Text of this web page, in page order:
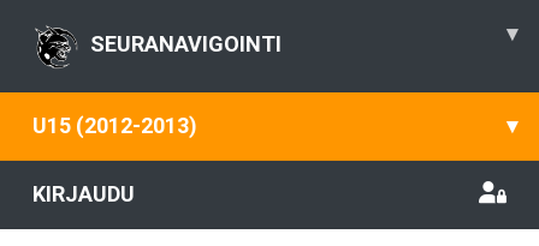
SEURANAVIGOINTI ▾
U15 (2012-2013) ▾
KIRJAUDU